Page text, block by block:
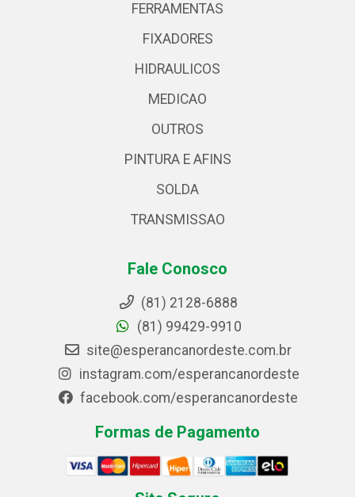
FERRAMENTAS
FIXADORES
HIDRAULICOS
MEDICAO
OUTROS
PINTURA E AFINS
SOLDA
TRANSMISSAO
Fale Conosco
(81) 2128-6888
(81) 99429-9910
site@esperancanordeste.com.br
instagram.com/esperancanordeste
facebook.com/esperancanordeste
Formas de Pagamento